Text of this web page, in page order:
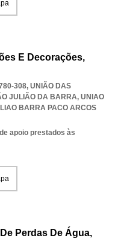
E Decorações,
308, UNIÃO DAS
JULIÃO DA BARRA, UNIAO
BARRA PACO ARCOS
apoio prestados às
Perdas De Água,